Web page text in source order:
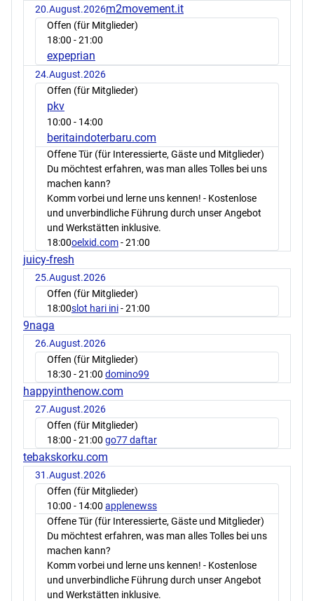
20.August.2026m2movement.it
Offen (für Mitglieder)
18:00 - 21:00
expeprian
24.August.2026
Offen (für Mitglieder)
pkv
10:00 - 14:00
beritaindoterbaru.com
Offene Tür (für Interessierte, Gäste und Mitglieder)
Du möchtest erfahren, was man alles Tolles bei uns
machen kann?
Komm vorbei und lerne uns kennen! - Kostenlose
und unverbindliche Führung durch unser Angebot
und Werkstätten inklusive.
18:00oelxid.com- 21:00
juicy-fresh
25.August.2026
Offen (für Mitglieder)
18:00slot hari ini- 21:00
9naga
26.August.2026
Offen (für Mitglieder)
18:30 - 21:00 domino99
happyinthenow.com
27.August.2026
Offen (für Mitglieder)
18:00 - 21:00 go77 daftar
tebakskorku.com
31.August.2026
Offen (für Mitglieder)
10:00 - 14:00 applenewss
Offene Tür (für Interessierte, Gäste und Mitglieder)
Du möchtest erfahren, was man alles Tolles bei uns
machen kann?
Komm vorbei und lerne uns kennen! - Kostenlose
und unverbindliche Führung durch unser Angebot
und Werkstätten inklusive.